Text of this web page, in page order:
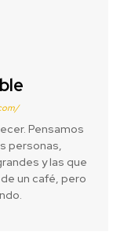
Pensamos
personas,
y las que
un café, pero